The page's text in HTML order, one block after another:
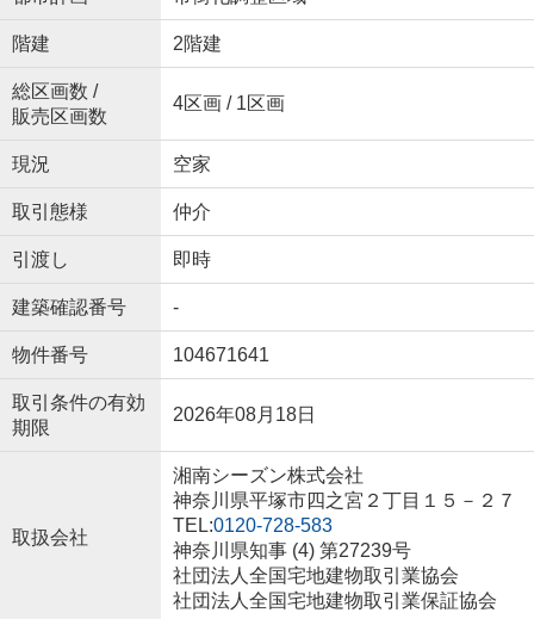
階建 2階建
総区画数 /
販売区画数
4区画 / 1区画
現況 空家
取引態様 仲介
引渡し 即時
建築確認番号 -
物件番号 104671641
取引条件の有効
期限
2026年08月18日
取扱会社
湘南シーズン株式会社
神奈川県平塚市四之宮２丁目１５－２７
TEL:0120-728-583
神奈川県知事 (4) 第27239号
社団法人全国宅地建物取引業協会
社団法人全国宅地建物取引業保証協会